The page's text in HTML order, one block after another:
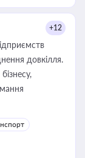
+12
довкілля.